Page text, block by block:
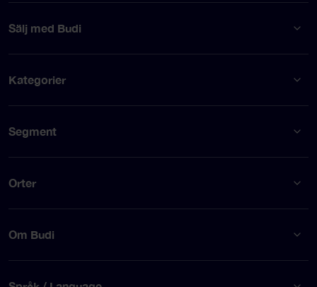
Sälj med Budi
Kategorier
Segment
Orter
Om Budi